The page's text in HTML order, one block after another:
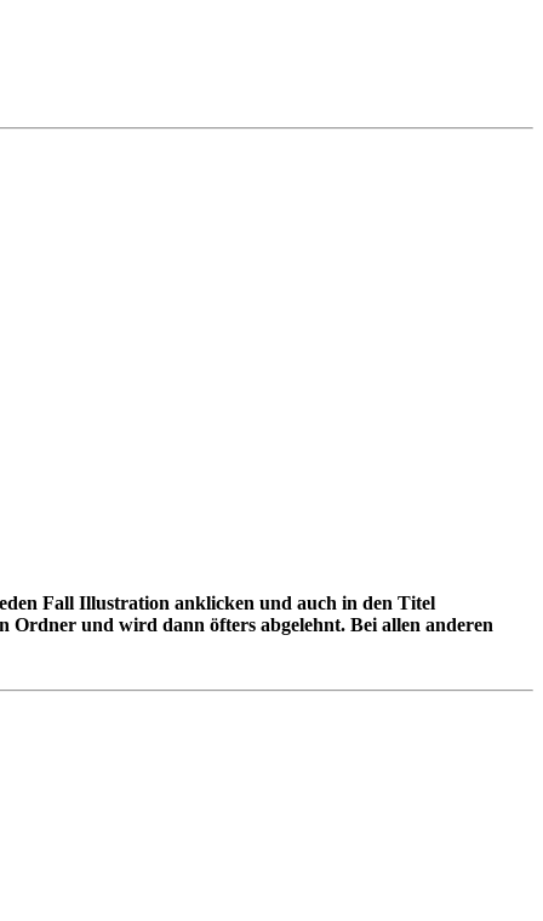
Fall Illustration anklicken und auch in den Titel
Ordner und wird dann öfters abgelehnt. Bei allen anderen